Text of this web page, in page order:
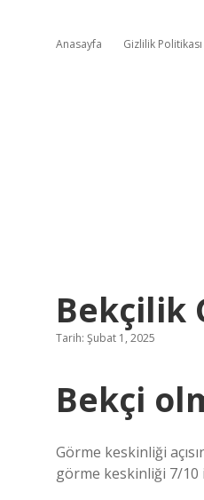
Anasayfa Gizlilik Politikası
Bekçilik
Tarih: Şubat 1, 2025
Bekçi
Görme keskinliği
görme keskinliği 7/10